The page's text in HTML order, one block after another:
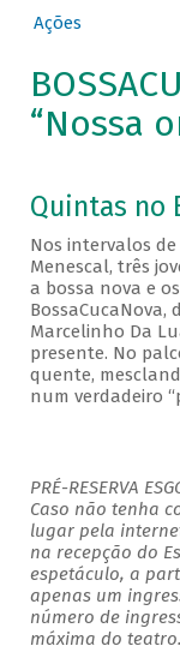
Ações
“Nossa
Quintas no
Nos intervalos
Menescal, três
a bossa nova e
BossaCucaNova,
Marcelinho Da
presente. No
quente,
num verdadeiro
PRÉ-RESERVA
Caso não tenha
lugar pela
na recepção do
espetáculo, a
apenas um
número de
máxima do teatro.